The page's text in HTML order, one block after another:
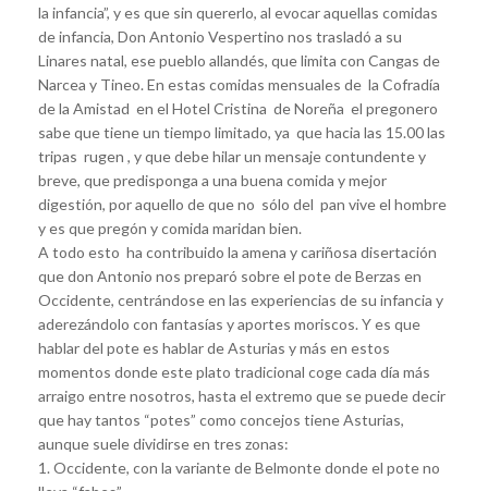
la infancia”, y es que sin quererlo, al evocar aquellas comidas
de infancia, Don Antonio Vespertino nos trasladó a su
Linares natal, ese pueblo allandés, que limita con Cangas de
Narcea y Tineo. En estas comidas mensuales de la Cofradía
de la Amistad en el Hotel Cristina de Noreña el pregonero
sabe que tiene un tiempo limitado, ya que hacia las 15.00 las
tripas rugen , y que debe hilar un mensaje contundente y
breve, que predisponga a una buena comida y mejor
digestión, por aquello de que no sólo del pan vive el hombre
y es que pregón y comida maridan bien.
A todo esto ha contribuido la amena y cariñosa disertación
que don Antonio nos preparó sobre el pote de Berzas en
Occidente, centrándose en las experiencias de su infancia y
aderezándolo con fantasías y aportes moriscos. Y es que
hablar del pote es hablar de Asturias y más en estos
momentos donde este plato tradicional coge cada día más
arraigo entre nosotros, hasta el extremo que se puede decir
que hay tantos “potes” como concejos tiene Asturias,
aunque suele dividirse en tres zonas:
1. Occidente, con la variante de Belmonte donde el pote no